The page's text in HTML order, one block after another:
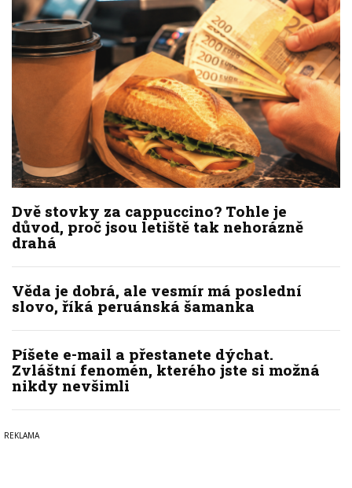
Dvě stovky za cappuccino? Tohle je
důvod, proč jsou letiště tak nehorázně
drahá
Věda je dobrá, ale vesmír má poslední
slovo, říká peruánská šamanka
Píšete e-mail a přestanete dýchat.
Zvláštní fenomén, kterého jste si možná
nikdy nevšimli